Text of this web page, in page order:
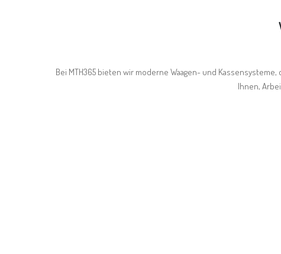
Bei MTH365 bieten wir moderne Waagen- und
Ihnen,